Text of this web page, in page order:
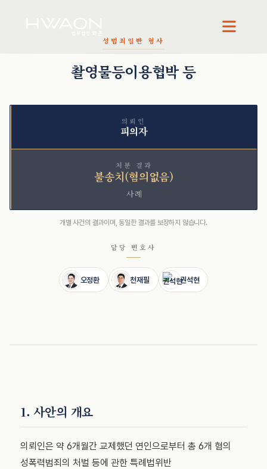
성범죄 일반 형사
촬영물등이용협박 등
의뢰인
피의자
처분 결과
불송치(혐의없음)
사례
개별 사건의 결과이며, 동일한 결과를 보장하지 않습니다.
담당 변호사
오정환 천재필 권석현
1. 사안의 개요
의뢰인은 약 6개월간 교제했던 연인으로부터 총 6개 혐의
성폭력범죄의 처벌 등에 관한 특례법위반